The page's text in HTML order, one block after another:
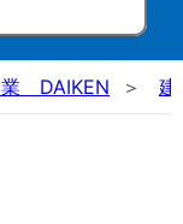
業 DAIKEN 建